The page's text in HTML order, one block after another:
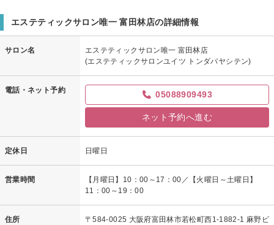
エステティックサロン唯一 富田林店の詳細情報
サロン名
エステティックサロン唯一 富田林店
(エステティックサロンユイツ トンダバヤシテン)
電話・ネット予約 05088909493
ネット予約へ進む
定休日 日曜日
営業時間
【月曜日】10：00～17：00／【火曜日～土曜日】
11：00～19：00
住所
〒584-0025 大阪府富田林市若松町西1-1882-1 麻野ビ